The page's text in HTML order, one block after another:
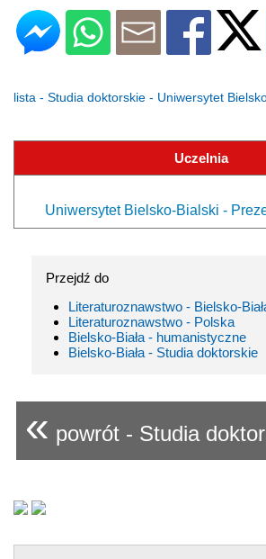
lista - Studia doktorskie - Uniwersytet
Uczelnia
Uniwersytet Bielsko-Bialski -
Przejdź do
Literaturoznawstwo - Bielsko-
Literaturoznawstwo - Polska
Bielsko-Biała - humanistyczne
Bielsko-Biała - Studia doktorskie
« powrót - Studia